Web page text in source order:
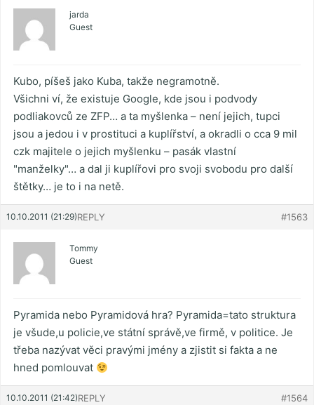
jarda
Guest
Kubo, píšeš jako Kuba, takže negramotně.
Všichni ví, že existuje Google, kde jsou i podvody
podliakovců ze ZFP… a ta myšlenka – není jejich, tupci
jsou a jedou i v prostituci a kuplířství, a okradli o cca 9 mil
czk majitele o jejich myšlenku – pasák vlastní
"manželky"… a dal ji kuplířovi pro svoji svobodu pro další
štětky… je to i na netě.
10.10.2011 (21:29) #1563
REPLY
Tommy
Guest
Pyramida nebo Pyramidová hra? Pyramida=tato struktura
je všude,u policie,ve státní správě,ve firmě, v politice. Je
třeba nazývat věci pravými jmény a zjistit si fakta a ne
hned pomlouvat
10.10.2011 (21:42) #1564
REPLY